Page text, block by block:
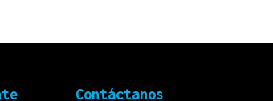
Contáctanos